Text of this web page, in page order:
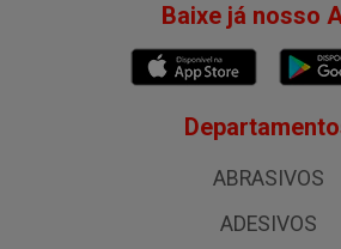
Baixe já nosso
ABRASIVOS
ADESIVOS